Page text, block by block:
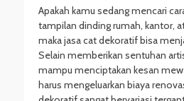
Apakah kamu sedang mencari
tampilan dinding rumah, kantor,
maka jasa cat dekoratif bisa
Selain memberikan sentuhan
mampu menciptakan kesan
harus mengeluarkan biaya